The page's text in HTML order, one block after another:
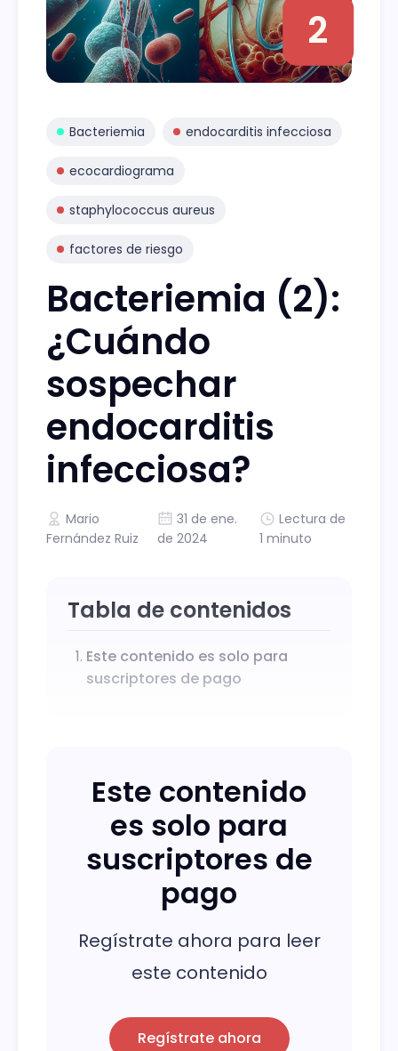
2
Bacteriemia endocarditis infecciosa
ecocardiograma
staphylococcus aureus
factores de riesgo
Bacteriemia (2):
¿Cuándo
sospechar
endocarditis
infecciosa?
Mario
Fernández Ruiz
31 de ene.
de 2024
Lectura de
1 minuto
Tabla de contenidos
Este contenido es solo para
suscriptores de pago
Este contenido
es solo para
suscriptores de
pago
Regístrate ahora para leer
este contenido
Regístrate ahora